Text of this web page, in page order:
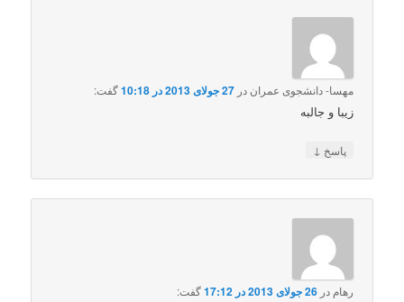
مهسا- دانشجوی عمران در27 جولای 2013 در 10:18 گفت:
زیبا و جالبه
پاسخ ↓
رهام در26 جولای 2013 در 17:12 گفت: